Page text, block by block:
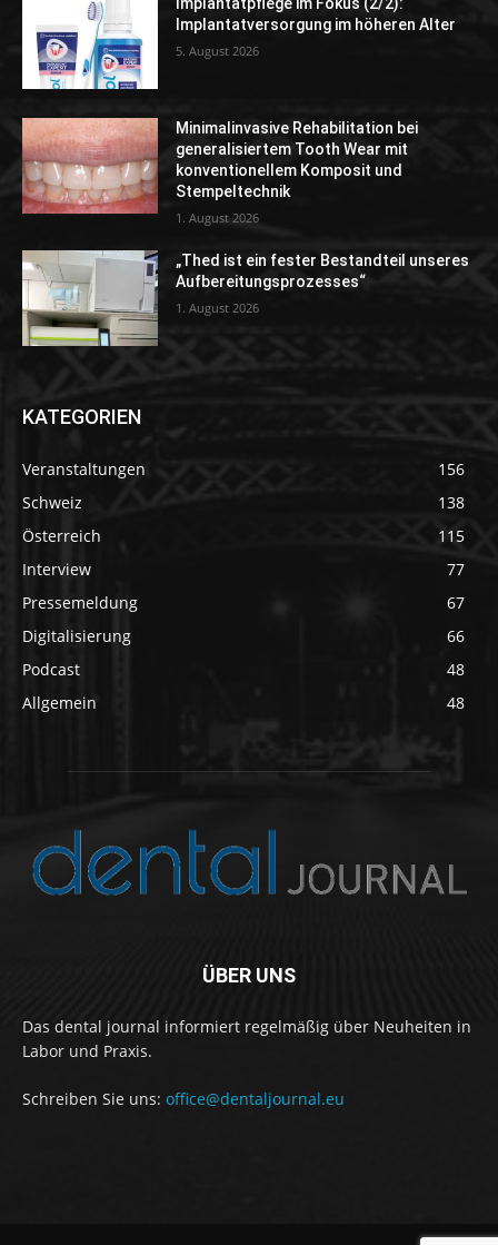
Implantatpflege im Fokus (2/2):
Implantatversorgung im höheren Alter
5. August 2026
Minimalinvasive Rehabilitation bei
generalisiertem Tooth Wear mit
konventionellem Komposit und
Stempeltechnik
1. August 2026
„Thed ist ein fester Bestandteil unseres
Aufbereitungsprozesses“
1. August 2026
KATEGORIEN
Veranstaltungen
156
Schweiz
138
Österreich
115
Interview
77
Pressemeldung
67
Digitalisierung
66
Podcast
48
Allgemein
48
ÜBER UNS
Das dental journal informiert regelmäßig über Neuheiten in
Labor und Praxis.
Schreiben Sie uns: office@dentaljournal.eu